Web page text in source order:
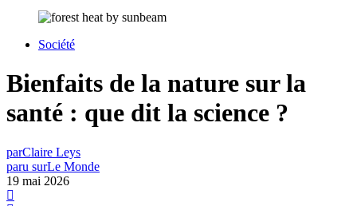
Société
Bienfaits de la nature sur la
santé : que dit la science ?
parClaire Leys
paru surLe Monde
19 mai 2026